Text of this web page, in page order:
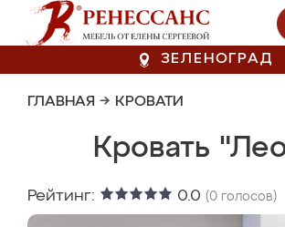
ЗЕЛЕНОГРАД
ГЛАВНАЯ → КРОВАТИ
Кровать
Рейтинг: 0.0 (0 голосов)